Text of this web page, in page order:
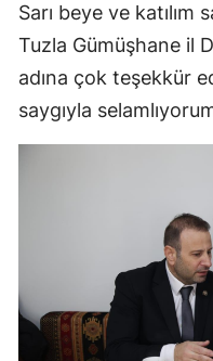
Sarı beye ve
Tuzla Gümüşhane il
adına çok teşekkür
saygıyla